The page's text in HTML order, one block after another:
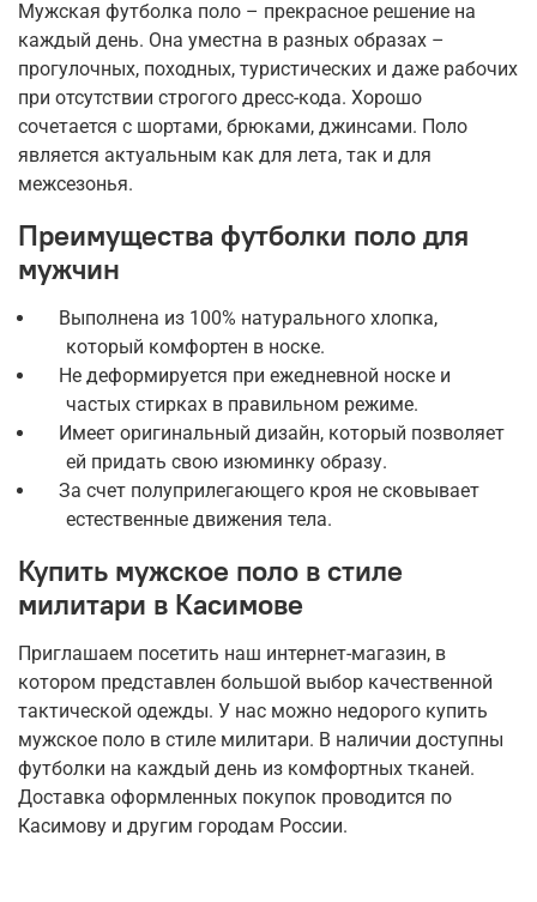
Мужская футболка поло – прекрасное решение на
каждый день. Она уместна в разных образах –
прогулочных, походных, туристических и даже рабочих
при отсутствии строгого дресс-кода. Хорошо
сочетается с шортами, брюками, джинсами. Поло
является актуальным как для лета, так и для
межсезонья.
Преимущества футболки поло для
мужчин
Выполнена из 100% натурального хлопка,
который комфортен в носке.
Не деформируется при ежедневной носке и
частых стирках в правильном режиме.
Имеет оригинальный дизайн, который позволяет
ей придать свою изюминку образу.
За счет полуприлегающего кроя не сковывает
естественные движения тела.
Купить мужское поло в стиле
милитари в Касимове
Приглашаем посетить наш интернет-магазин, в
котором представлен большой выбор качественной
тактической одежды. У нас можно недорого купить
мужское поло в стиле милитари. В наличии доступны
футболки на каждый день из комфортных тканей.
Доставка оформленных покупок проводится по
Касимову и другим городам России.